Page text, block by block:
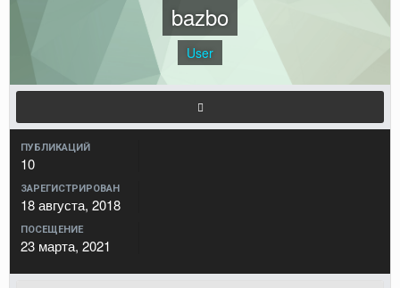
bazbo
User
ПУБЛИКАЦИЙ
10
ЗАРЕГИСТРИРОВАН
18 августа, 2018
ПОСЕЩЕНИЕ
23 марта, 2021